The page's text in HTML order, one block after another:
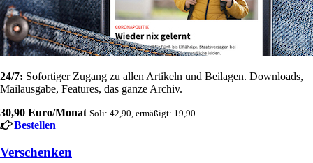
24/7: Sofortiger Zugang zu allen Artikeln und Beilagen. Downloads,
Mailausgabe, Features, das ganze Archiv.
30,90 Euro/Monat Soli: 42,90, ermäßigt: 19,90
Bestellen
Verschenken